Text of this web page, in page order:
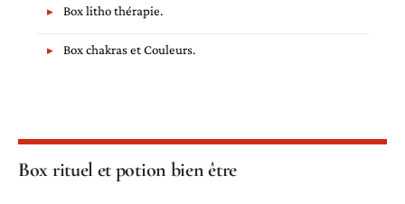
Box litho thérapie.
Box chakras et Couleurs.
Box rituel et potion bien être